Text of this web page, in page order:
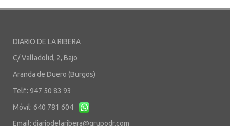
DIARIO DE LA RIBERA
C/ Valladolid, 2, Bajo
Aranda de Duero (Burgos)
Telf.: 947 50 83 93
Móvil: 640 781 604
Email: diariodelaribera@grupodr.com